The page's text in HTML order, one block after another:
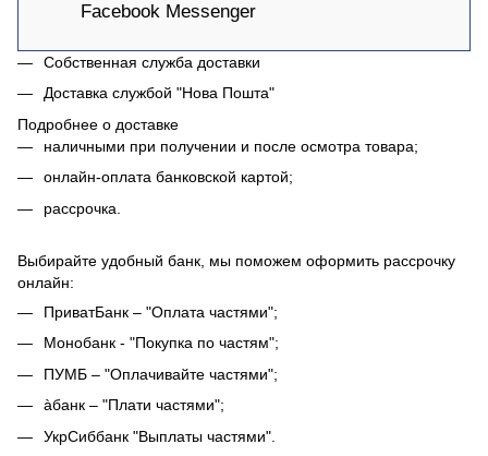
Facebook Messenger
Собственная служба доставки
Доставка службой "Нова Пошта"
Подробнее о доставке
наличными при получении и после осмотра товара;
онлайн-оплата банковской картой;
рассрочка.
Выбирайте удобный банк, мы поможем оформить рассрочку
онлайн:
ПриватБанк – "Оплата частями";
Монобанк - "Покупка по частям";
ПУМБ – "Оплачивайте частями";
àбанк – "Плати частями";
УкрСиббанк "Выплаты частями".